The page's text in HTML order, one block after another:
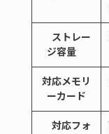
ストレー
ジ容量
対応メモリ
ーカード
対応フォ